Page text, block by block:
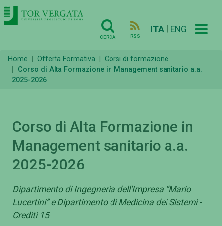
CERCA RSS
ITA ENG
Home Offerta Formativa
Corsi di formazione
Corso di Alta Formazione in Management sanitario a.a.
2025-2026
Corso di Alta Formazione in
Management sanitario a.a.
2025-2026
Dipartimento di Ingegneria dell'Impresa “Mario
Lucertini” e Dipartimento di Medicina dei Sistemi -
Crediti 15